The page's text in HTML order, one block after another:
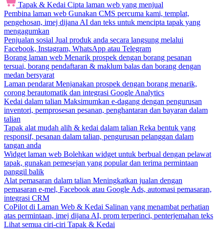
Tapak & Kedai Cipta laman web yang menjual
Pembina laman web Gunakan CMS percuma kami, templat,
pengehosan, imej dijana AI dan teks untuk mencipta tapak yang
mengagumkan
Penjualan sosial Jual produk anda secara langsung melalui
Facebook, Instagram, WhatsApp atau Telegram
Borang laman web Menarik prospek dengan borang pesanan
tersuai, borang pendaftaran & maklum balas dan borang dengan
medan bersyarat
Laman pendarat Menjanakan prospek dengan borang menarik,
corong berautomatik dan integrasi Google Analytics
Kedai dalam talian Maksimumkan e-dagang dengan pengurusan
inventori, pemprosesan pesanan, penghantaran dan bayaran dalam
talian
Tapak alat mudah alih & kedai dalam talian Reka bentuk yang
responsif, pesanan dalam talian, pengurusan pelanggan dalam
tangan anda
Widget laman web Bolehkan widget untuk berbual dengan pelawat
tapak, gunakan pemesejan yang popular dan terima permintaan
panggil balik
Alat pemasaran dalam talian Meningkatkan jualan dengan
pemasaran e-mel, Facebook atau Google Ads, automasi pemasaran,
integrasi CRM
CoPilot di Laman Web & Kedai Salinan yang menambat perhatian
atas permintaan, imej dijana AI, prom terperinci, penterjemahan teks
Lihat semua ciri-ciri Tapak & Kedai